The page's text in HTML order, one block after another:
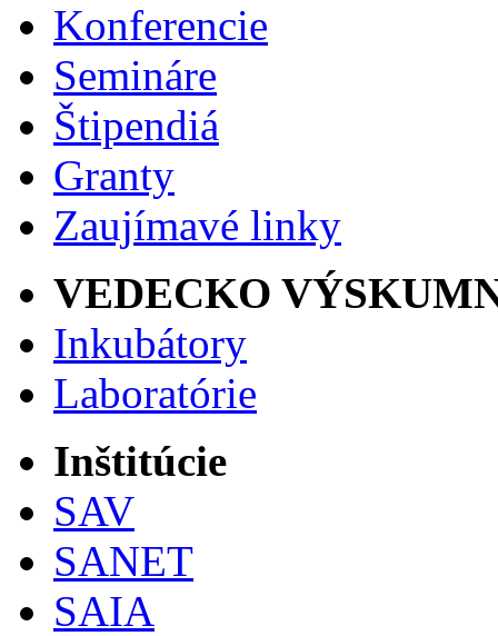
Konferencie
Semináre
Štipendiá
Granty
Zaujímavé linky
VEDECKO
Inkubátory
Laboratórie
Inštitúcie
SAV
SANET
SAIA